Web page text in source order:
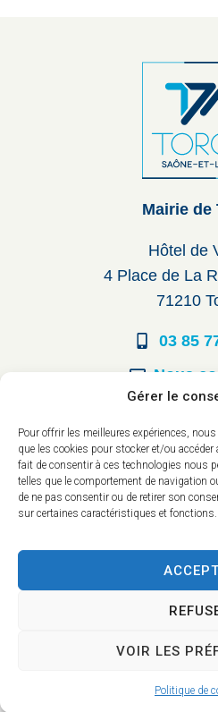
Gérer le
Pour offrir les meilleures expériences,
que les cookies pour stocker et/ou
fait de consentir à ces technologies nous
telles que le comportement de navigation
de ne pas consentir ou de retirer son
sur certaines caractéristiques et fonctions.
VOIR LES
Politique de
Mairie de
Hôtel de
4 Place de La
71210
03 85
Nous
Du lundi au
8h30 à
2025 © - Propulsé